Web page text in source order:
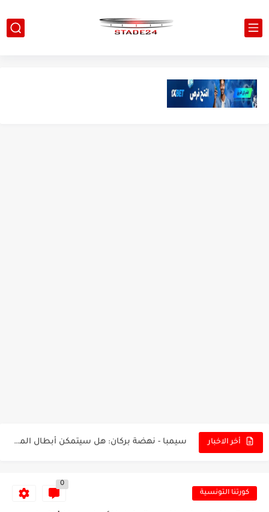
أخر الاخبار سيمبا - نهضة بركان: هل سيتمكن أبطال المغرب من الحفاظ...
البرنامج الكامل لنهائي البطولة بين الاتحاد المنستيري والنادي الإفريقي كورتنا التونسية
0